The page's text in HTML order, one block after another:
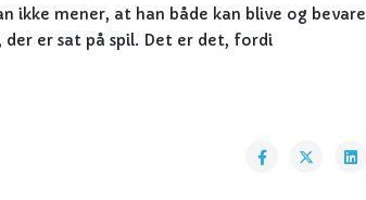
ikke mener, at han både kan blive og bevare
er sat på spil. Det er det, fordi